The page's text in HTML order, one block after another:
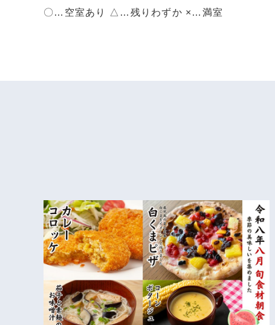
〇…空室あり △…残りわずか ×…満室